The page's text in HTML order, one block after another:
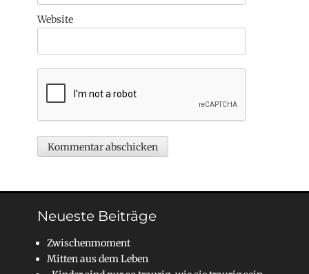
Website
Neueste Beiträge
Zwischenmoment
Mitten aus dem Leben